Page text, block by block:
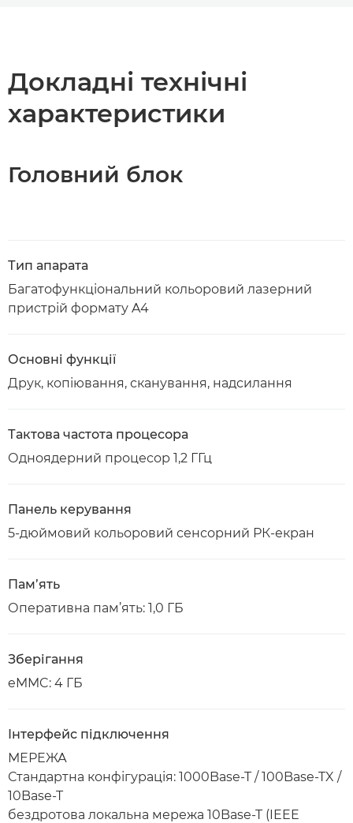
Докладні технічні
характеристики
Головний блок
Тип апарата
Багатофункціональний кольоровий лазерний
пристрій формату A4
Основні функції
Друк, копіювання, сканування, надсилання
Тактова частота процесора
Одноядерний процесор 1,2 ГГц
Панель керування
5-дюймовий кольоровий сенсорний РК-екран
Пам’ять
Оперативна пам’ять: 1,0 ГБ
Зберігання
eMMC: 4 ГБ
Інтерфейс підключення
МЕРЕЖА
Стандартна конфігурація: 1000Base-T / 100Base-TX /
10Base-T
бездротова локальна мережа 10Base-T (IEEE